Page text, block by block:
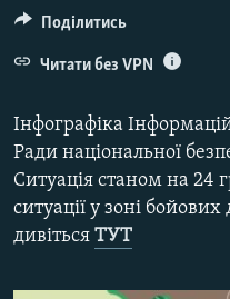
навігації
Перейти
пошуку
БЛОГИ
ПОГЛЯД
ВСЕ ЗА ДЕНЬ
СПЕЦПРОЕКТИ
ДЕПОРТАЦІЯ
ЯК ОБІЙТИ БЛОКУВАННЯ
Русский
Інфографіка
Ради національної
Ситуація станом на 24
ситуації у зоні
дивіться ТУТ
Поділитись
Читати без VPN